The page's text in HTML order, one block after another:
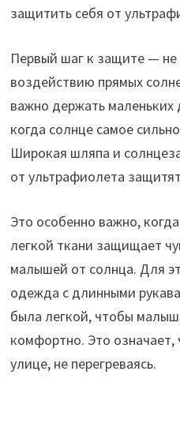
защитить себя от
Первый шаг к защите — не
воздействию прямых
важно держать маленьких
когда солнце самое
Широкая шляпа и
от ультрафиолета
Это особенно важно,
легкой ткани защищает
малышей от солнца. Для
одежда с длинными
была легкой, чтобы
комфортно. Это означает,
улице, не перегреваясь.